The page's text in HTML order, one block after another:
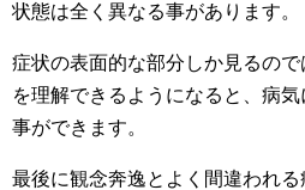
状態は全く異なる事があります。
症状の表面的な部分しか見るの
を理解できるようになると、病
事ができます。
最後に観念奔逸とよく間違われる